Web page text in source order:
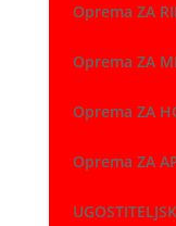
Oprema ZA
Oprema ZA
Oprema ZA
Oprema ZA